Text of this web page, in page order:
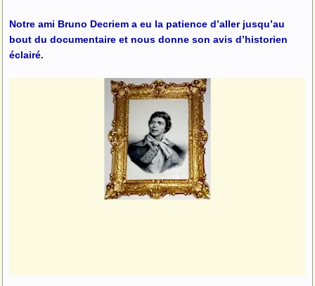
Notre ami Bruno Decriem a eu la patience d’aller jusqu’au
bout du documentaire et nous donne son avis d’historien
éclairé.